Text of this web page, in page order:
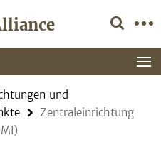
und
Zentraleinrichtung